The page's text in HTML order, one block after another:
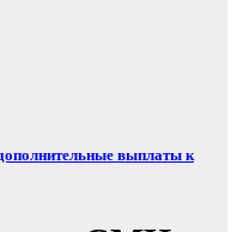
выплаты к